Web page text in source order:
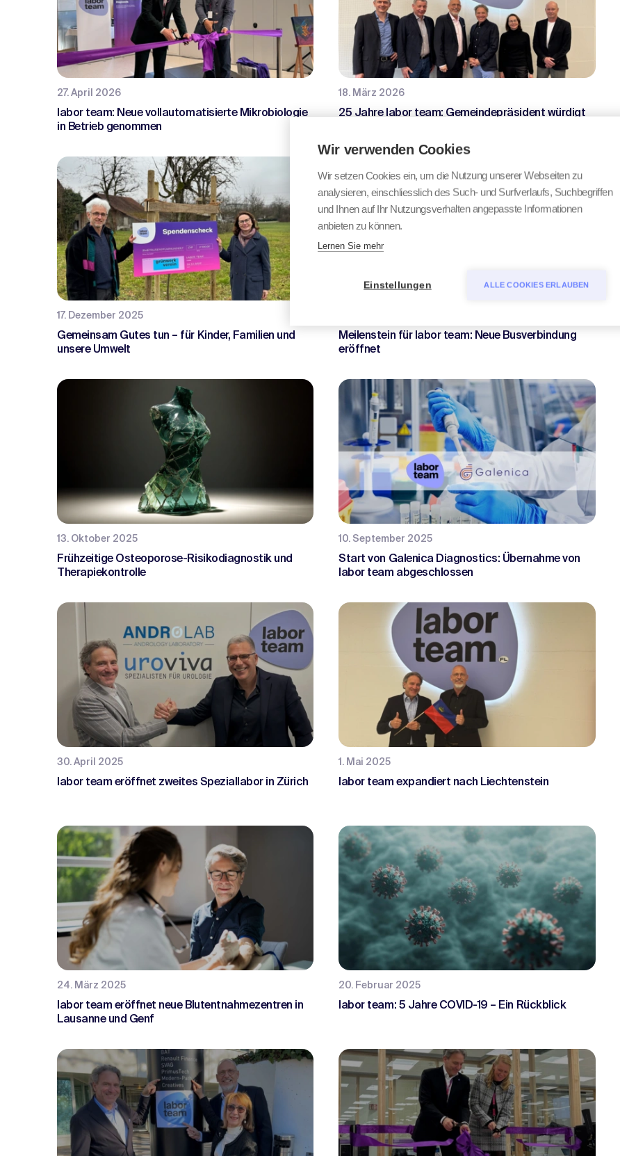
27. April 2026
labor team: Neue vollautomatisierte Mikrobiologie
in Betrieb genommen
18. März 2026
25 Jahre labor team: Gemeindepräsident würdigt
17. Dezember 2025
Gemeinsam Gutes tun – für Kinder, Familien und
unsere Umwelt
Meilenstein für labor team: Neue Busverbindung
eröffnet
13. Oktober 2025
Frühzeitige Osteoporose-Risikodiagnostik und
Therapiekontrolle
10. September 2025
Start von Galenica Diagnostics: Übernahme von
labor team abgeschlossen
30. April 2025
labor team eröffnet zweites Speziallabor in Zürich
1. Mai 2025
labor team expandiert nach Liechtenstein
24. März 2025
labor team eröffnet neue Blutentnahmezentren in
Lausanne und Genf
20. Februar 2025
labor team: 5 Jahre COVID-19 – Ein Rückblick
Wir verwenden Cookies
Wir setzen Cookies ein, um die Nutzung unserer Webseiten zu
analysieren, einschliesslich des Such- und Surfverlaufs, Suchbegriffen
und Ihnen auf Ihr Nutzungsverhalten angepasste Informationen
anbieten zu können.
Lernen Sie mehr
Einstellungen ALLE COOKIES ERLAUBEN